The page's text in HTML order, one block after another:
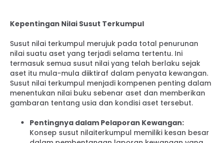
Kepentingan Nilai Susut Terkumpul
Susut nilai terkumpul merujuk pada total penurunan
nilai suatu aset yang terjadi selama tertentu. Ini
termasuk semua susut nilai yang telah berlaku sejak
aset itu mula-mula diiktiraf dalam penyata kewangan.
Susut nilai terkumpul menjadi kompenen penting dalam
menentukan nilai buku sebenar aset dan memberikan
gambaran tentang usia dan kondisi aset tersebut.
Pentingnya dalam Pelaporan Kewangan:
Konsep susut nilaiterkumpul memiliki kesan besar